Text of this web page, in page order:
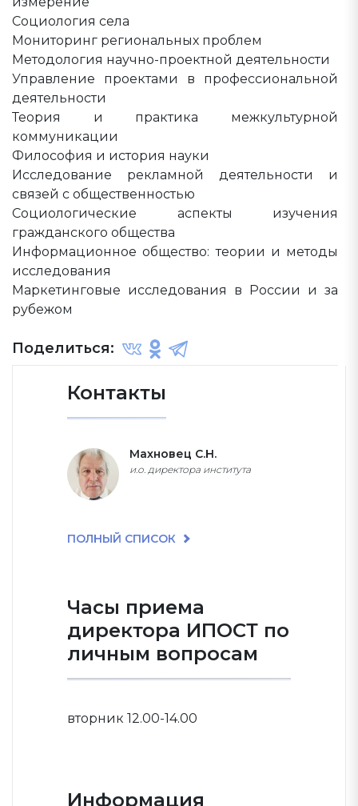
Социология села
Мониторинг региональных проблем
Методология научно-проектной деятельности
Управление проектами в профессиональной
деятельности
Теория и практика межкультурной
коммуникации
Философия и история науки
Исследование рекламной деятельности и
связей с общественностью
Социологические аспекты изучения
гражданского общества
Информационное общество: теории и методы
исследования
Маркетинговые исследования в России и за
рубежом
Поделиться:
Контакты
Махновец С.Н.
и.о. директора института
ПОЛНЫЙ СПИСОК
Часы приема
директора ИПОСТ по
личным вопросам
вторник 12.00-14.00
Информация